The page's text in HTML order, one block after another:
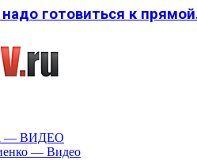
готовиться к
— ВИДЕО
— Видео